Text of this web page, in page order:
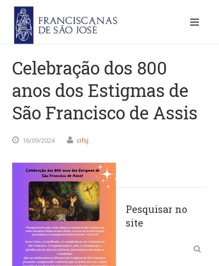
Celebração dos 800
anos dos Estigmas de
São Francisco de Assis
16/09/2024 cifsj
Pesquisar no
site